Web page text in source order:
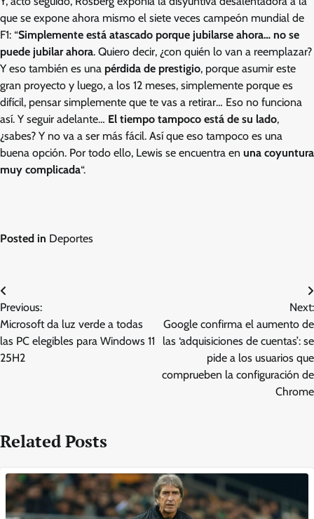
que se expone ahora mismo el siete veces campeón mundial de
F1: “Simplemente está atascado porque jubilarse ahora… no se
puede jubilar ahora. Quiero decir, ¿con quién lo van a reemplazar?
Y eso también es una pérdida de prestigio, porque asumir este
gran proyecto y luego, a los 12 meses, simplemente porque es
difícil, pensar simplemente que te vas a retirar… Eso no funciona
así. Y seguir adelante… El tiempo tampoco está de su lado,
¿sabes? Y no va a ser más fácil. Así que eso tampoco es una
buena opción. Por todo ello, Lewis se encuentra en una coyuntura
muy complicada“.
Posted in Deportes
Post
navigation
Previous:
Microsoft da luz verde a todas
las PC elegibles para Windows 11
25H2
Next:
Google confirma el aumento de
las ‘adquisiciones de cuentas’: se
pide a los usuarios que
comprueben la configuración de
Chrome
Related Posts